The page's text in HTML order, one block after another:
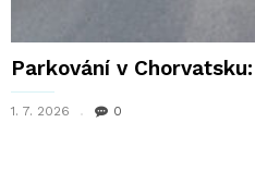
Parkování v
1. 7. 2026 0